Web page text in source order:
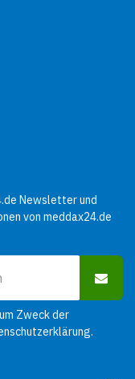
Newsletter und
von meddax24.de
Zweck der
.